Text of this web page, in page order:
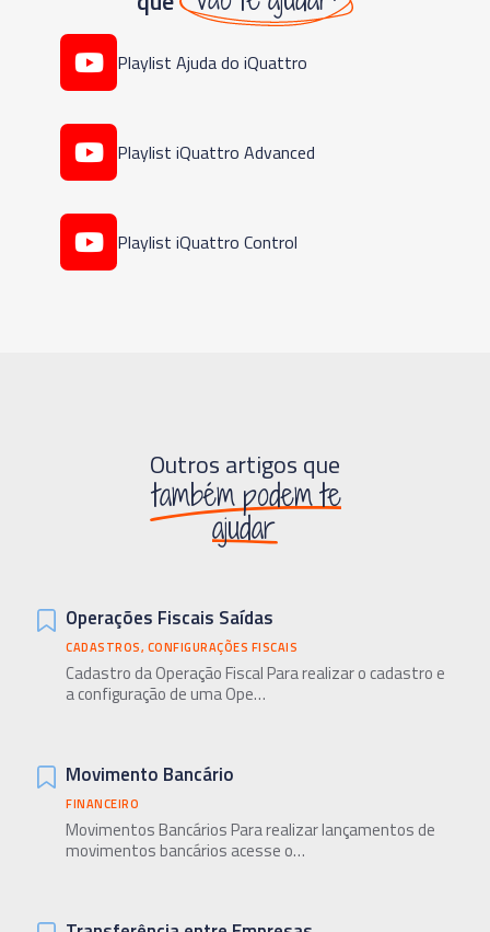
Playlist Ajuda do iQuattro
Playlist iQuattro Advanced
Playlist iQuattro Control
Outros artigos que
também podem te
ajudar
Operações Fiscais Saídas
CADASTROS, CONFIGURAÇÕES FISCAIS
Cadastro da Operação Fiscal Para realizar o cadastro e
a configuração de uma Ope…
Movimento Bancário
FINANCEIRO
Movimentos Bancários Para realizar lançamentos de
movimentos bancários acesse o…